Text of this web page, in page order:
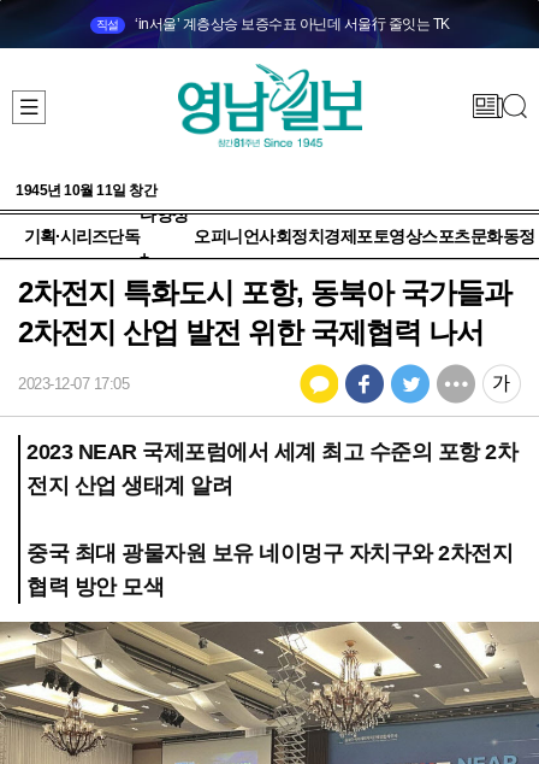
직설 ‘in서울’ 계층상승 보증수표 아닌데 서울行 줄잇는 TK
1945년 10월 11일 창간
기획·시리즈단독
다양성
+
오피니언사회정치 경제 포토영상스포츠문화동정
2차전지 특화도시 포항, 동북아 국가들과
2차전지 산업 발전 위한 국제협력 나서
2023-12-07 17:05
2023 NEAR 국제포럼에서 세계 최고 수준의 포항 2차
전지 산업 생태계 알려
중국 최대 광물자원 보유 네이멍구 자치구와 2차전지
협력 방안 모색